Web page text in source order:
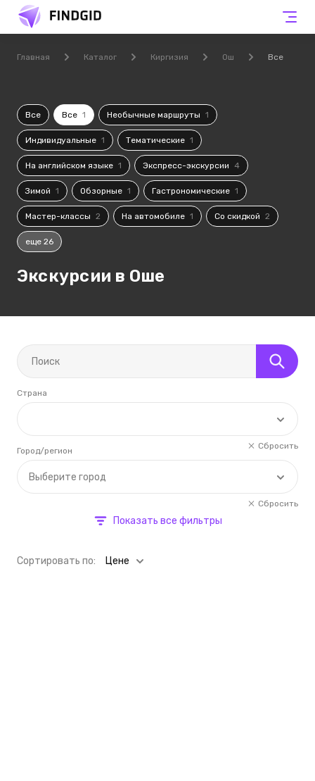
Главная Каталог Киргизия Ош Все
Все Все 1 Необычные маршруты 1
Индивидуальные 1 Тематические 1
На английском языке 1 Экспресс-экскурсии 4
Зимой 1 Обзорные 1 Гастрономические 1
Мастер-классы 2 На автомобиле 1 Со скидкой 2
еще 26
Экскурсии в Оше
Страна
Сбросить
Выберите город
Город/регион
Сбросить
Показать все фильтры
Cортировать по: Цене